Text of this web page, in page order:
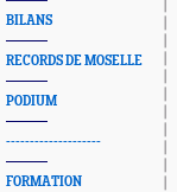
BILANS
RECORDS DE MOSELLE
PODIUM
--------------------
FORMATION